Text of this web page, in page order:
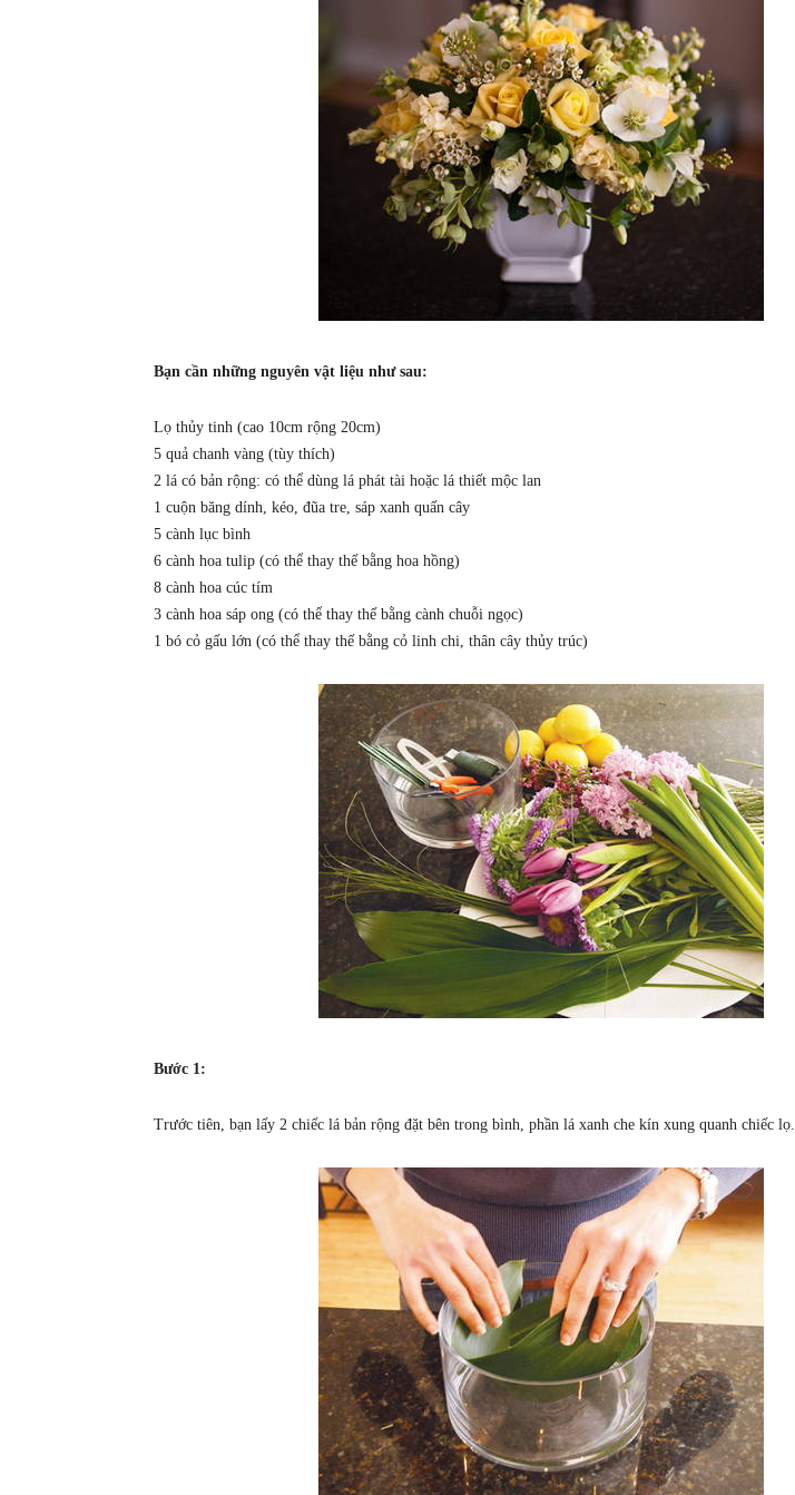
Bạn cần những nguyên vật liệu như sau:
Lọ thủy tinh (cao 10cm rộng 20cm)
5 quả chanh vàng (tùy thích)
2 lá có bản rộng: có thể dùng lá phát tài hoặc lá thiết mộc lan
1 cuộn băng dính, kéo, đũa tre, sáp xanh quấn cây
5 cành lục bình
6 cành hoa tulip (có thể thay thế bằng hoa hồng)
8 cành hoa cúc tím
3 cành hoa sáp ong (có thể thay thế bằng cành chuỗi ngọc)
1 bó cỏ gấu lớn (có thể thay thế bằng cỏ linh chi, thân cây thủy trúc)
Bước 1:
Trước tiên, bạn lấy 2 chiếc lá bản rộng đặt bên trong bình, phần lá xanh che kín xung quanh chiếc lọ.